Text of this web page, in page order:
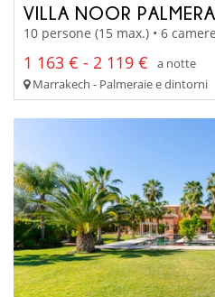
VILLA NOOR
10 persone (15 max.) • 6
1 163 € - 2 119 €
a notte
Marrakech - Palmeraie e dintorni